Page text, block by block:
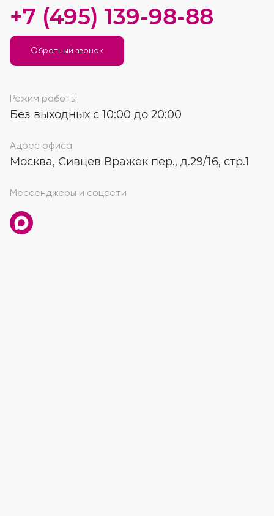
+7 (495) 139-98-88
Обратный звонок
Режим работы
Без выходных с 10:00 до 20:00
Адрес офиса
Москва, Сивцев Вражек пер., д.29/16, стр.1
Мессенджеры и соцсети